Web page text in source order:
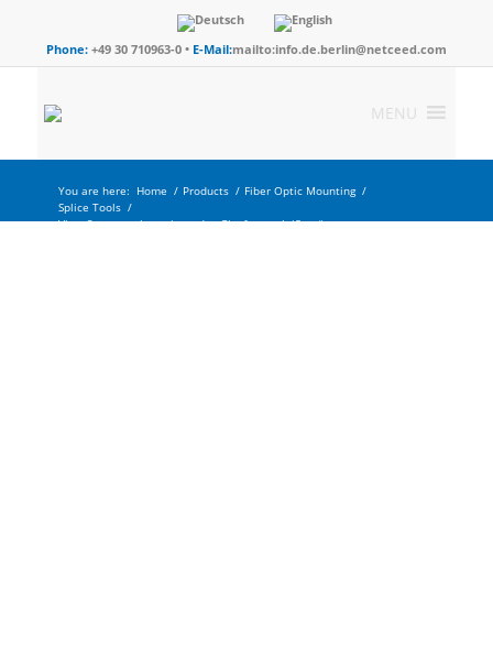
Phone:+49 30 710963-0 • E-Mail:mailto:info.de.berlin@netceed.com
MENU
You are here: Home / Products / Fiber Optic Mounting /
Splice Tools /
View 3 – mantelzentrierendes Glasfaserspleißgerät